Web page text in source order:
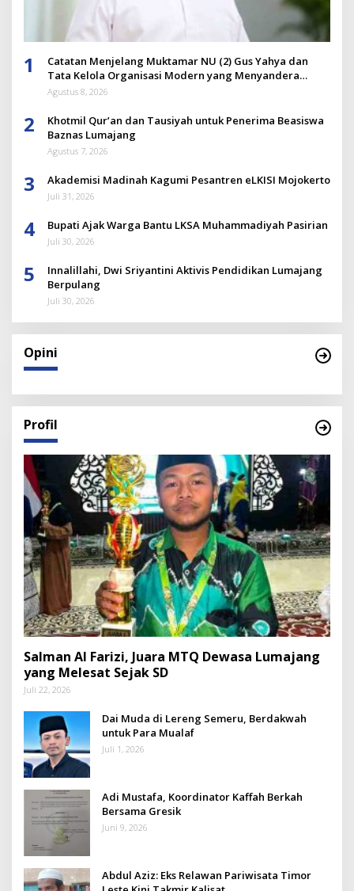
1
Catatan Menjelang Muktamar NU (2) Gus Yahya dan
Tata Kelola Organisasi Modern yang Menyandera
Dirinya
Agustus 8, 2026
2
Khotmil Qur’an dan Tausiyah untuk Penerima Beasiswa
Baznas Lumajang
Agustus 7, 2026
3 Akademisi Madinah Kagumi Pesantren eLKISI Mojokerto
Juli 31, 2026
4 Bupati Ajak Warga Bantu LKSA Muhammadiyah Pasirian
Juli 30, 2026
5
Innalillahi, Dwi Sriyantini Aktivis Pendidikan Lumajang
Berpulang
Juli 30, 2026
Opini
Profil
Salman Al Farizi, Juara MTQ Dewasa Lumajang
yang Melesat Sejak SD
Juli 22, 2026
Dai Muda di Lereng Semeru, Berdakwah
untuk Para Mualaf
Juli 1, 2026
Adi Mustafa, Koordinator Kaffah Berkah
Bersama Gresik
Juni 9, 2026
Abdul Aziz: Eks Relawan Pariwisata Timor